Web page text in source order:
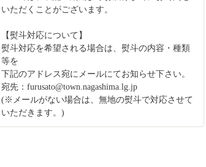
いただくことがございます。
【熨斗対応について】
熨斗対応を希望される場合は、熨斗の内容・種類
等を
下記のアドレス宛にメールにてお知らせ下さい。
宛先：furusato@town.nagashima.lg.jp
(※メールがない場合は、無地の熨斗で対応させて
いただきます。)